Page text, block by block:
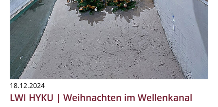
18.12.2024
LWI HYKU | Weihnachten im Wellenkanal